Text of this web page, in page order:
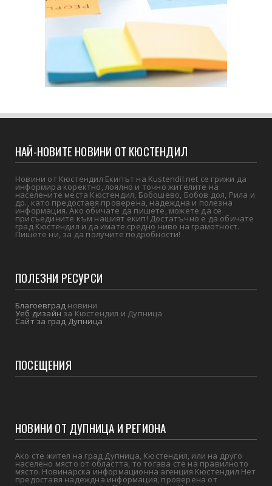
НАЙ-НОВИТЕ НОВИНИ ОТ КЮСТЕНДИЛ
Новини от Кюстендил Екипът на Kustendil.net се грижи да
информира коректно, лоялно и точно жителите на
населените места Кюстендил, Бобошево, Бобов дол, Рила и
др., като предоставя проверена, надеждна и полезна
информация. Ако обичате да пишете, можете да се
присъедините към нашият екип! Достатъчно е да обичате
град Кюстендил и да имате средно ниво на грамотност.
Пишете ни, за да получите подробности!
ПОЛЕЗНИ РЕСУРСИ
Благоевград новини
Уеб дизайнза Кюстендил и Дупница
Сайт за град Дупница
ПОСЕЩЕНИЯ
НОВИНИ ОТ ДУПНИЦА И РЕГИОНА
Ако сте жител на град Дупница, Кюстендил, или на друго
населено място от областта, то тогава сте на правилното
място. Новинарска информационна агенция Кюстендил Нет
предоставя надеждна информация, проверена от